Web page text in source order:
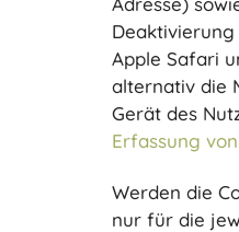
Apple Safari
alternativ die
Gerät des
Erfassung
Werden die
nur für die